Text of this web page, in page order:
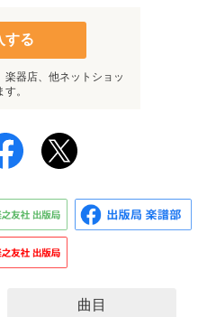
する
器店、他ネットショッ
。
曲目